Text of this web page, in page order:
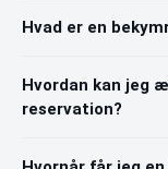
Hvad er en
Hvordan kan jeg
reservation?